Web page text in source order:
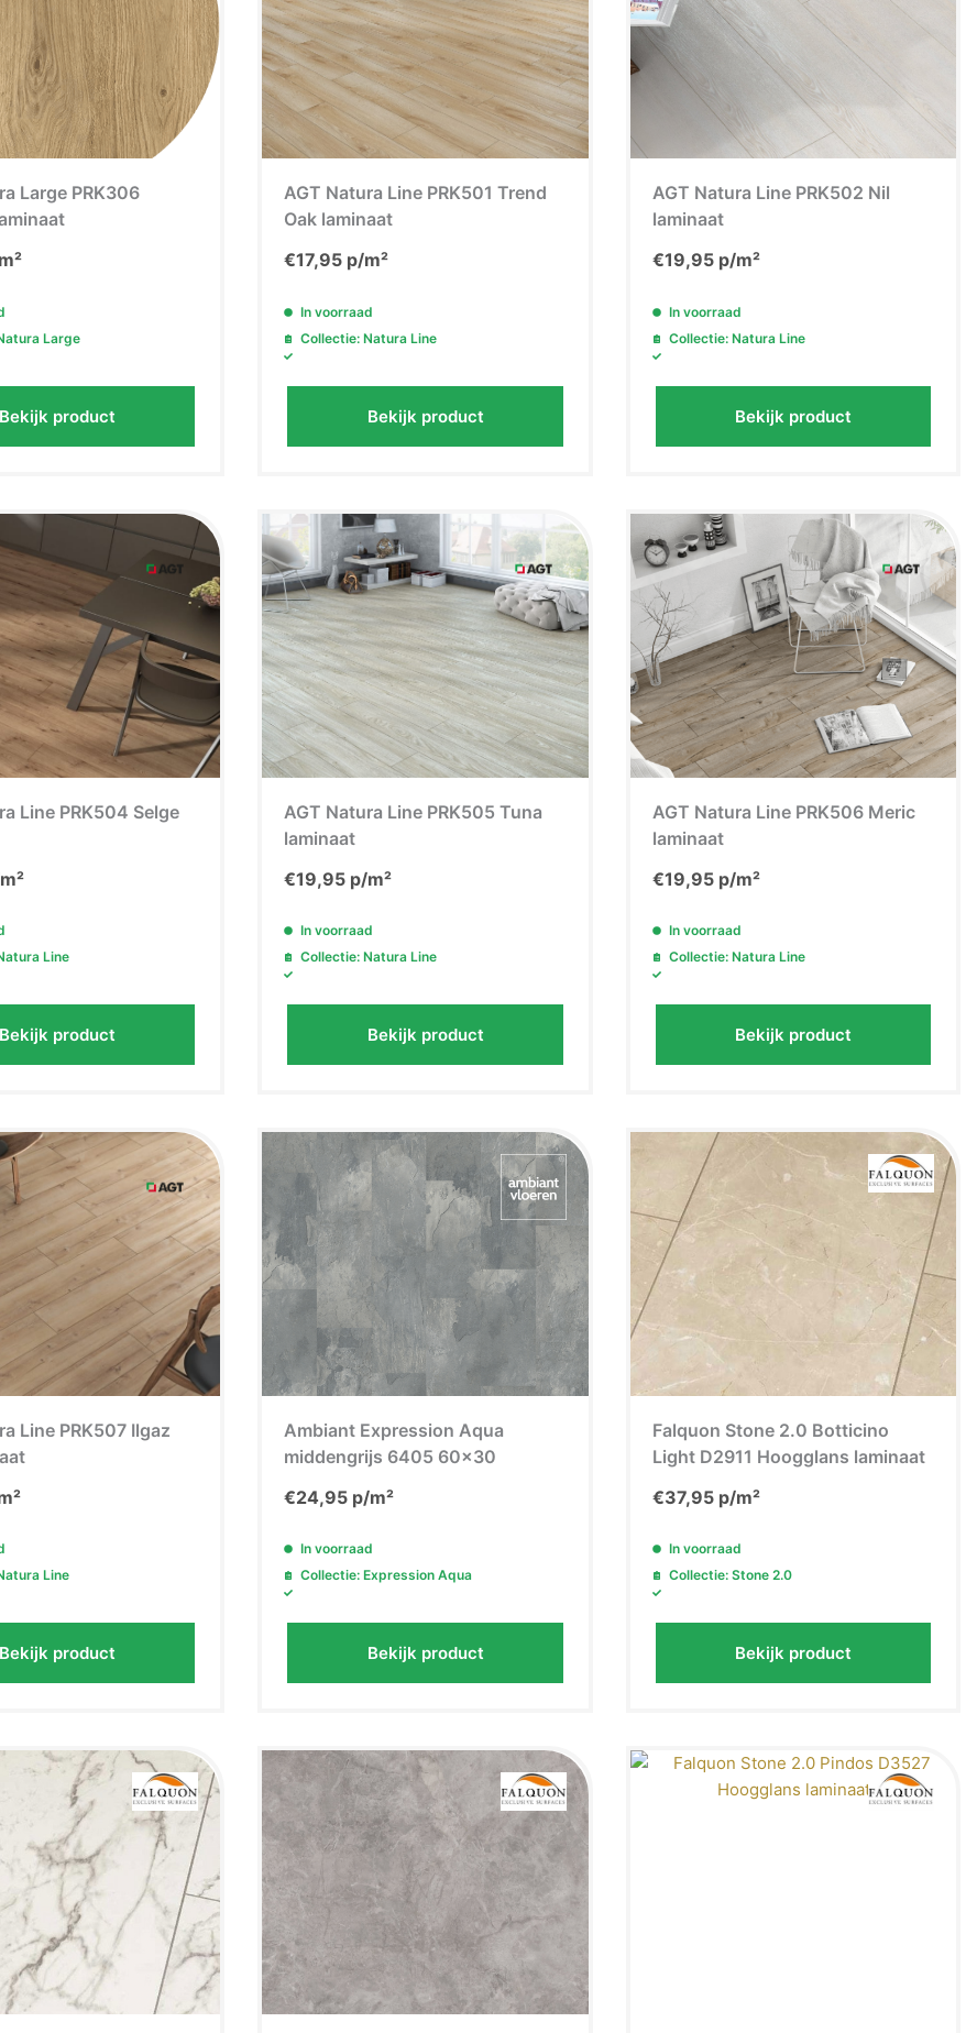
Large PRK306
Large
Bekijk product
AGT Natura Line PRK501 Trend
Oak laminaat
€17,95 p/m²
In voorraad
Collectie: Natura Line
Bekijk product
AGT Natura Line PRK502 Nil
laminaat
€19,95p/m²
In voorraad
Collectie: Natura Line
Bekijk product
Line PRK504 Selge
Line
Bekijk product
AGT Natura Line PRK505 Tuna
laminaat
€19,95 p/m²
In voorraad
Collectie: Natura Line
Bekijk product
AGT Natura Line PRK506 Meric
laminaat
€19,95p/m²
In voorraad
Collectie: Natura Line
Bekijk product
Line PRK507 Ilgaz
Line
Bekijk product
Ambiant Expression Aqua
middengrijs 6405 60×30
€24,95 p/m²
In voorraad
Collectie: Expression Aqua
Bekijk product
Falquon Stone 2.0 Botticino
Light D2911 Hoogglans laminaat
€37,95p/m²
In voorraad
Collectie: Stone 2.0
Bekijk product
Meld je aan voor onze nieuwsbrief en
direct 5% extra korting.
Ja, ik wil extra korting
Nee, ik wil geen korting